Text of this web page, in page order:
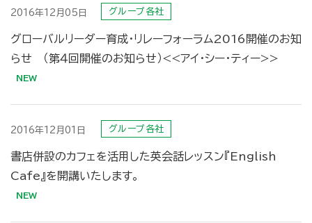
2016年12月05日 グループ各社
グローバルリーダー育成・リレーフォーラム2016開催のお知
らせ （第４回開催のお知らせ）<<アイ・シー・ティー>>
2016年12月01日 グループ各社
書店併設のカフェを活用した英会話レッスン『English
Cafe』を開講いたします。